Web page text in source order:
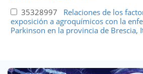
35328997 Relaciones de los
exposición a agroquímicos con la
Parkinson en la provincia de Brescia,